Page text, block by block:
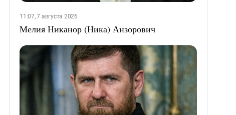
11:07, 7 августа 2026
Мелия Никанор (Ника) Анзорович